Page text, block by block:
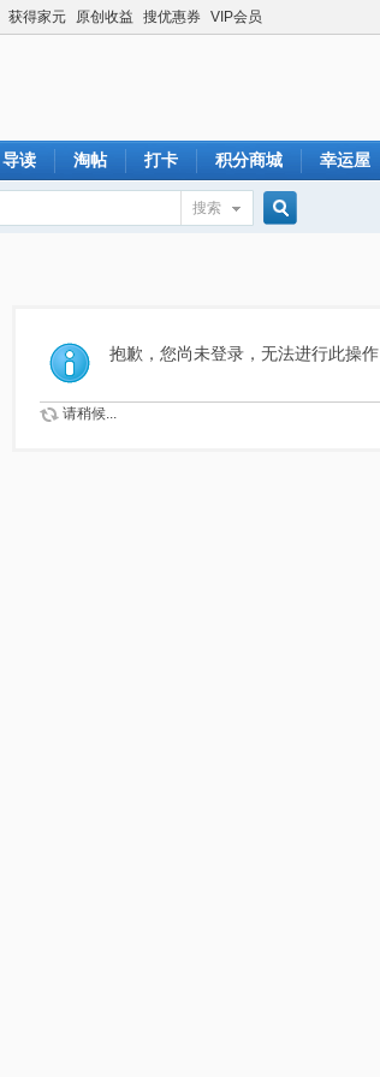
获得家元 原创收益 搜优惠券 VIP会员
导读 淘帖 打卡 积分商城 幸运屋
搜索
索
抱歉，您尚未登录，无法进行此操作
请稍候...